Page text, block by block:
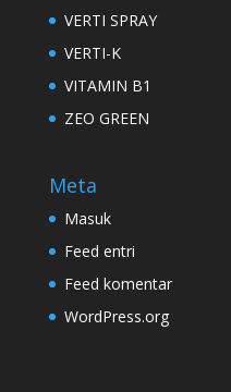
VERTI SPRAY
VERTI-K
VITAMIN B1
ZEO GREEN
Meta
Masuk
Feed entri
Feed komentar
WordPress.org